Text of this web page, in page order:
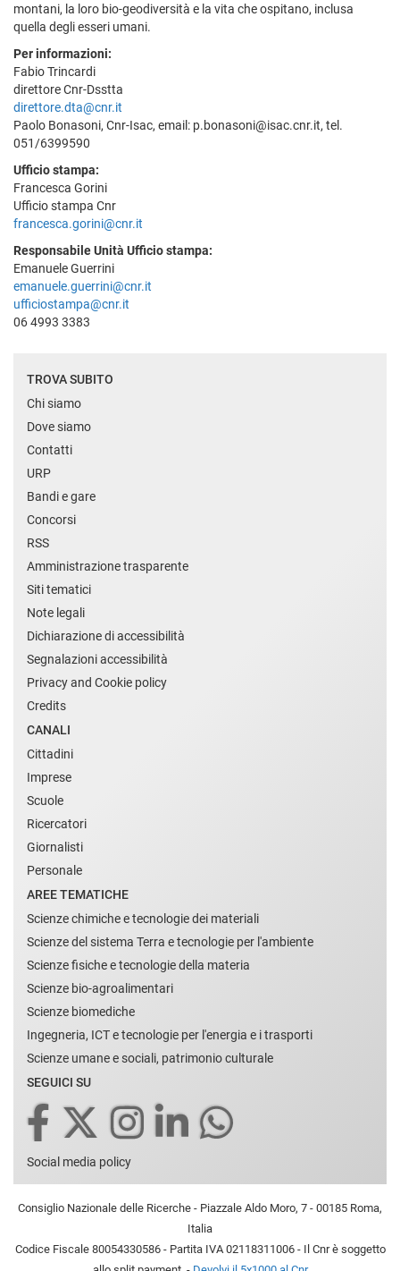
montani, la loro bio-geodiversità e la vita che ospitano, inclusa
quella degli esseri umani.
Per informazioni:
Fabio Trincardi
direttore Cnr-Dsstta
direttore.dta@cnr.it
Paolo Bonasoni, Cnr-Isac, email: p.bonasoni@isac.cnr.it, tel.
051/6399590
Ufficio stampa:
Francesca Gorini
Ufficio stampa Cnr
francesca.gorini@cnr.it
Responsabile Unità Ufficio stampa:
Emanuele Guerrini
emanuele.guerrini@cnr.it
ufficiostampa@cnr.it
06 4993 3383
TROVA SUBITO
Chi siamo
Dove siamo
Contatti
URP
Bandi e gare
Concorsi
RSS
Amministrazione trasparente
Siti tematici
Note legali
Dichiarazione di accessibilità
Segnalazioni accessibilità
Privacy and Cookie policy
Credits
CANALI
Cittadini
Imprese
Scuole
Ricercatori
Giornalisti
Personale
AREE TEMATICHE
Scienze chimiche e tecnologie dei materiali
Scienze del sistema Terra e tecnologie per l'ambiente
Scienze fisiche e tecnologie della materia
Scienze bio-agroalimentari
Scienze biomediche
Ingegneria, ICT e tecnologie per l'energia e i trasporti
Scienze umane e sociali, patrimonio culturale
SEGUICI SU
Social media policy
Consiglio Nazionale delle Ricerche - Piazzale Aldo Moro, 7 - 00185 Roma,
Italia
Codice Fiscale 80054330586 - Partita IVA 02118311006 - Il Cnr è soggetto